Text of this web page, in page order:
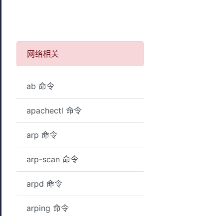
网络相关
ab 命令
apachectl 命令
arp 命令
arp-scan 命令
arpd 命令
arping 命令